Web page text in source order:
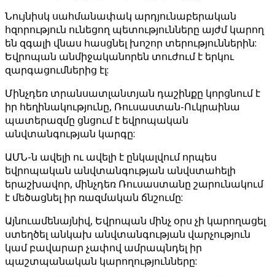
Նույնիսկ սահմանափակ արդյունաբերական
հզորություն ունեցող պետությունները այժմ կարող
են զգալի վնաս հասցնել խոշոր տերություններին:
Եվրոպան անմիջականորեն տուժում է երկու
զարգացումներից էլ:
Մինչդեռ տրանսատլանտյան դաշինքը կորցնում է
իր հեղինակությունը, Ռուսաստան-Ուկրաինա
պատերազմը ցնցում է եվրոպական
անվտանգության կարգը:
ԱՄՆ-ն ավելի ու ավելի է ընկալվում որպես
եվրոպական անվտանգության անվստահելի
երաշխավոր, մինչդեռ Ռուսաստանը շարունակում
է մեծացնել իր ռազմական ճնշումը:
Այնուամենայնիվ, Եվրոպան մինչ օրս չի կարողացել
ստեղծել անկախ անվտանգության վարչություն
կամ բավարար չափով ամրապնդել իր
պաշտպանական կարողությունները: